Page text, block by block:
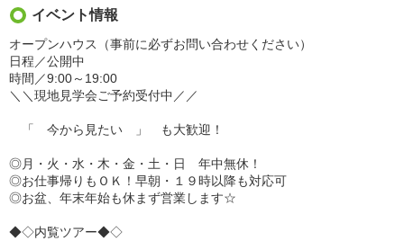
イベント情報
オープンハウス（事前に必ずお問い合わせください）
日程／公開中
時間／9:00～19:00
＼＼現地見学会ご予約受付中／／
「 今から見たい 」 も大歓迎！
◎月・火・水・木・金・土・日 年中無休！
◎お仕事帰りもＯＫ！早朝・１９時以降も対応可
◎お盆、年末年始も休まず営業します☆
◆◇内覧ツアー◆◇